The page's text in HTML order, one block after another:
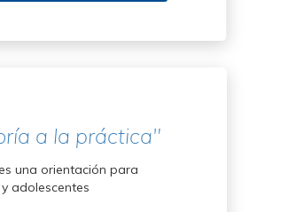
a la práctica"
una orientación para
adolescentes